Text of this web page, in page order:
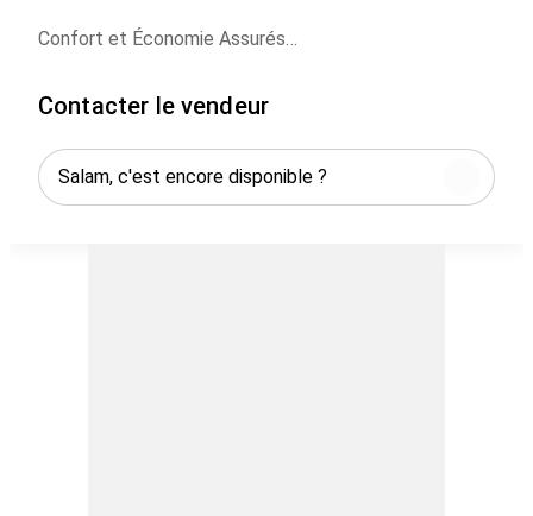
Confort et Économie Assurés
Voiture familiale économique et spacieuse idéale pour
Livraison gratuite aux aéroports de Casablanca
Marrakech et Rabat.
Contacter le vendeur